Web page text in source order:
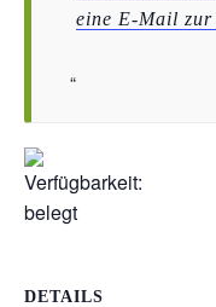
eine E-Mail zur
DETAILS